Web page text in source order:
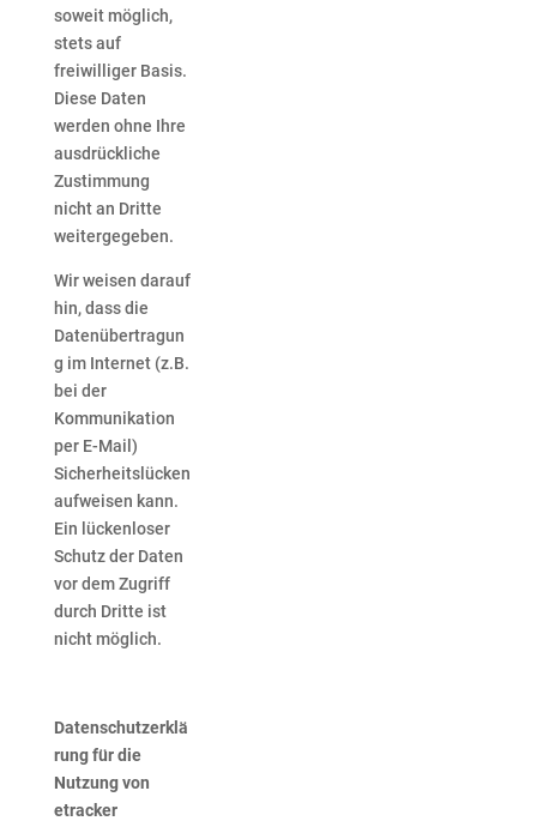
soweit möglich,
stets auf
freiwilliger Basis.
Diese Daten
werden ohne Ihre
ausdrückliche
Zustimmung
nicht an Dritte
weitergegeben.
Wir weisen darauf
hin, dass die
Datenübertragun
g im Internet (z.B.
bei der
Kommunikation
per E-Mail)
Sicherheitslücken
aufweisen kann.
Ein lückenloser
Schutz der Daten
vor dem Zugriff
durch Dritte ist
nicht möglich.
Datenschutzerklä
rung für die
Nutzung von
etracker